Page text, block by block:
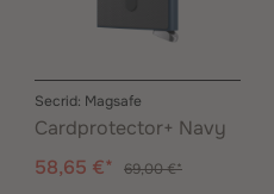
Secrid: Magsafe
Cardprotector+ Navy
58,65 €*
69,00 €*